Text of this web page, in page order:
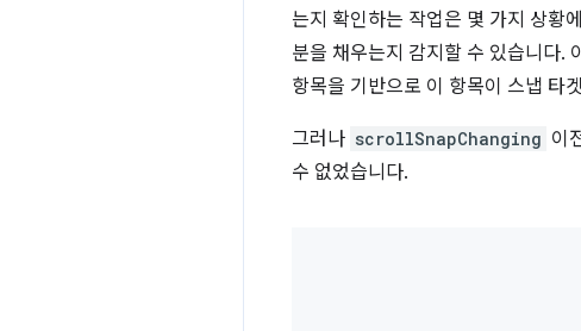
는지 확인하는 작업은 몇 가지 상황
분을 채우는지 감지할 수 있습니다.
항목을 기반으로 이 항목이 스냅 타
그러나 scrollSnapChanging 이
수 없었습니다.